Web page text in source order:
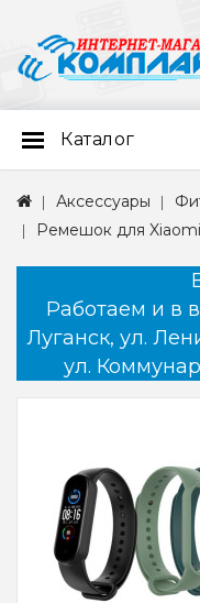
Каталог
Аксессуары
Ремешок для
Работаем и в
Луганск, ул.
ул.